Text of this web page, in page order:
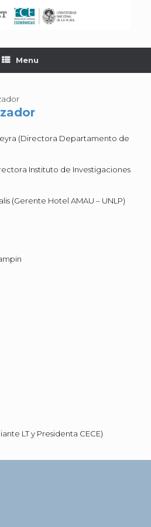
Menu
(Directora Departamento de
Instituto de Investigaciones
(Gerente Hotel AMAU – UNLP)
LT y Presidenta CECE)